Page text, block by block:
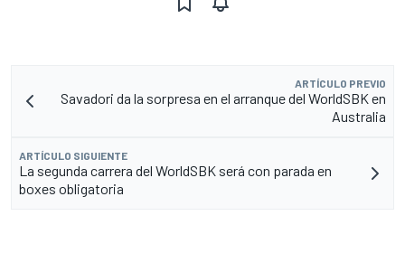
ARTÍCULO PREVIO
Savadori da la sorpresa en el arranque del WorldSBK en
Australia
ARTÍCULO SIGUIENTE
La segunda carrera del WorldSBK será con parada en
boxes obligatoria